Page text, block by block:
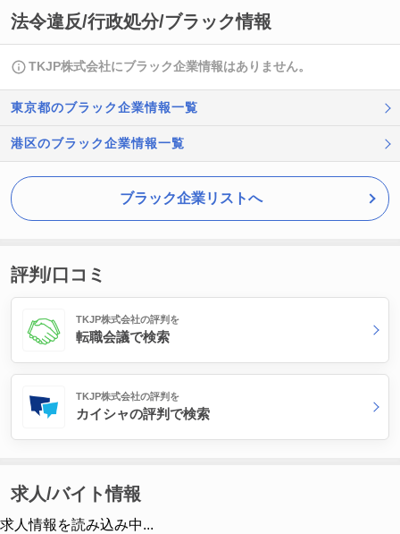
法令違反/行政処分/ブラック情報
TKJP株式会社にブラック企業情報はありません。
東京都のブラック企業情報一覧
港区のブラック企業情報一覧
ブラック企業リストへ
評判/口コミ
TKJP株式会社の評判を
転職会議で検索
TKJP株式会社の評判を
カイシャの評判で検索
求人/バイト情報
求人情報を読み込み中...